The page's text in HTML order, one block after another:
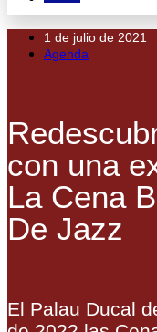
1 de julio de 2021
Agenda
con una
La Cena
De Jazz
El Palau Ducal